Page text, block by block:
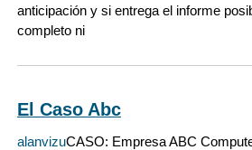
anticipación y si entrega el informe
completo ni
El Caso Abc
alanvizuCASO: Empresa ABC